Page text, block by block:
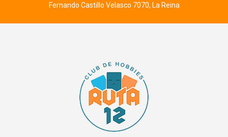
Fernando Castillo Velasco 7070, La Reina